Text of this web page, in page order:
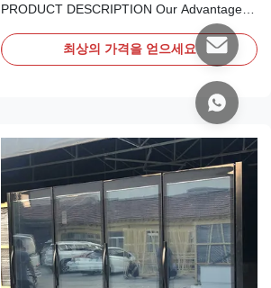
PRODUCT DESCRIPTION Our Advantages:
Panoramic Visibility:​ Featuring a 4-sided
transparent design, offering customers a
360° unobstructed view of your products,
maximizing visual appeal. Hassle-Free
Operation:​ Equipped with an auto-
최상의 가격을 얻으세요